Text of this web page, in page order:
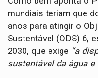
mundiais teriam que
anos para atingir o
Sustentável (ODS) 6,
2030, que exige “a
sustentável da água